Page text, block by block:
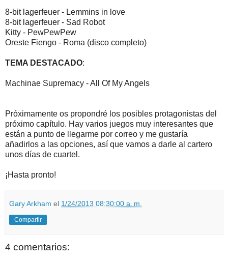
8-bit lagerfeuer - Lemmins in love
8-bit lagerfeuer - Sad Robot
Kitty - PewPewPew
Oreste Fiengo - Roma (disco completo)
TEMA DESTACADO:
Machinae Supremacy - All Of My Angels
Próximamente os propondré los posibles protagonistas del
próximo capítulo. Hay varios juegos muy interesantes que
están a punto de llegarme por correo y me gustaría
añadirlos a las opciones, así que vamos a darle al cartero
unos días de cuartel.
¡Hasta pronto!
Gary Arkham el 1/24/2013 08:30:00 a. m.
Compartir
4 comentarios: